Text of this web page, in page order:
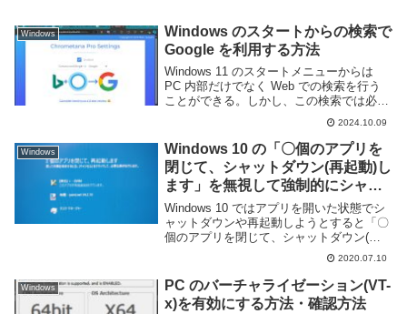
Windows
Windows のスタートからの検索で
Google を利用する方法
Windows 11 のスタートメニューからは
PC 内部だけでなく Web での検索を行う
ことができる。しかし、この検索では必ず
Bing を利用し、ブラウザも強制的に Edge
が起動してしまう。Edge を使わせたいと
いう意図はわかる...
2024.10.09
Windows
Windows 10 の「〇個のアプリを
閉じて、シャットダウン(再起動)し
ます」を無視して強制的にシャッ
トダウン・再起動する方法
Windows 10 ではアプリを開いた状態でシ
ャットダウンや再起動しようとすると「〇
個のアプリを閉じて、シャットダウン(再
起動)します 戻って作業を保存するには、
をクリックして、必要な操作を行いま
す。」というメッセージが現れる事があ
る。こ...
2020.07.10
Windows
PC のバーチャライゼーション(VT-
x)を有効にする方法・確認方法